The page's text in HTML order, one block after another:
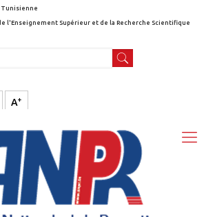
Tunisienne
l'Enseignement Supérieur et de la Recherche Scientifique
A+